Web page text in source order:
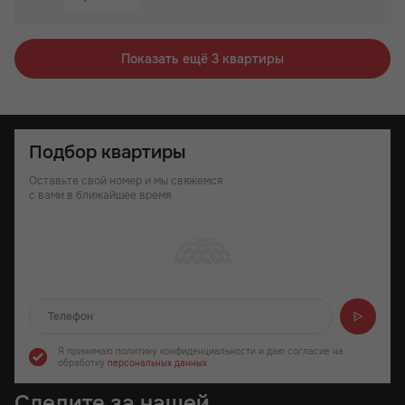
Показать ещё 3 квартиры
Подбор квартиры
Оставьте свой номер и мы свяжемся
с вами в ближайшее время
Я принимаю политику конфиденциальности и даю согласие на
обработку персональных данных